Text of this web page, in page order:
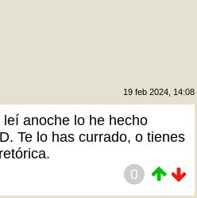
19 feb 2024, 14:08
anoche lo he hecho
Te lo has currado, o tienes
0